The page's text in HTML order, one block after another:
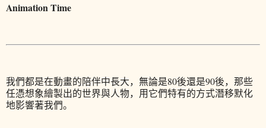
Animation Time
我們都是在動畫的陪伴中長大，無論是80後還是90後，那些
任憑想象繪製出的世界與人物，用它們特有的方式潛移默化
地影響著我們。